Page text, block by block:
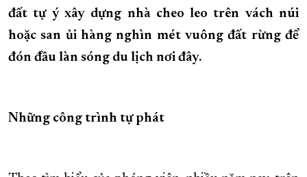
KHOẢNH KHẮC ĐẸP XỨ TRẦM
XÂY DỰNG KHÁNH HÒA TRỞ THÀNH THÀNH PHỐ TRỰC THUỘC
ĐẠI HỘI ĐẢNG CÁC CẤP TRANG CHỦ VỀ BÁO KHÁNH HÒA
đất tự ý xây dựng nhà cheo leo trên vách núi
hoặc san ủi hàng nghìn mét vuông đất rừng để
đón đầu làn sóng du lịch nơi đây.
Những công trình tự phát